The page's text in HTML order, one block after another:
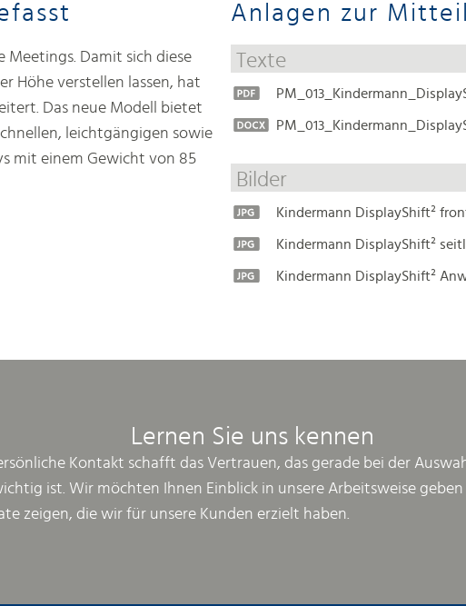
Meetings. Damit sich diese
Höhe verstellen lassen, hat
Das neue Modell bietet
leichtgängigen sowie
mit einem Gewicht von 85
Anlagen zur
Texte
Bilder
Kindermann DisplayShift²
Kindermann DisplayShift²
Kindermann DisplayShift²
Lernen Sie uns kennen
Kontakt schafft das Vertrauen, das gerade bei der
ist. Wir möchten Ihnen Einblick in unsere Arbeitsweise geben
zeigen, die wir für unsere Kunden erzielt haben.